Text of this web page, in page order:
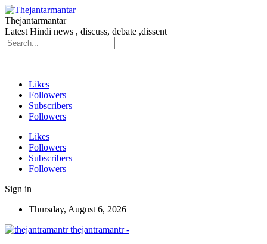
Thejantarmantar
Latest Hindi news , discuss, debate ,dissent
Likes
Followers
Subscribers
Followers
Likes
Followers
Subscribers
Followers
Sign in
Thursday, August 6, 2026
thejantramantr -